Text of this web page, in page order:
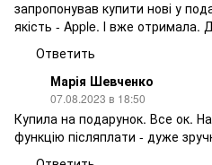
запропонував купити нові у
якість - Apple. І вже отримала.
Ответить
Марія Шевченко
07.08.2023 в 18:50
Купила на подарунок. Все ок.
функцію післяплати - дуже